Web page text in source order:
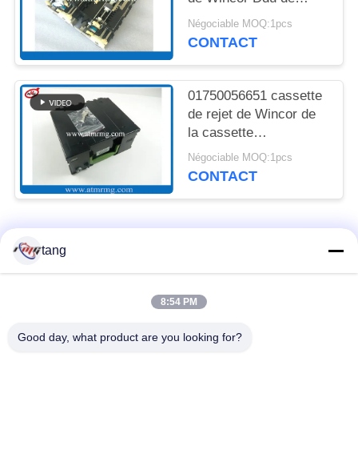
1750051760
d'atmosphère pièces
Négociable MOQ:1pcs
CONTACT
01750056651 cassette
de rejet de Wincor de
la cassette
1750056651 de devise
Négociable MOQ:1pcs
CONTACT
Catégories populaires
pièces de machine
tang
8:54 PM
Good day, what product are you looking for?